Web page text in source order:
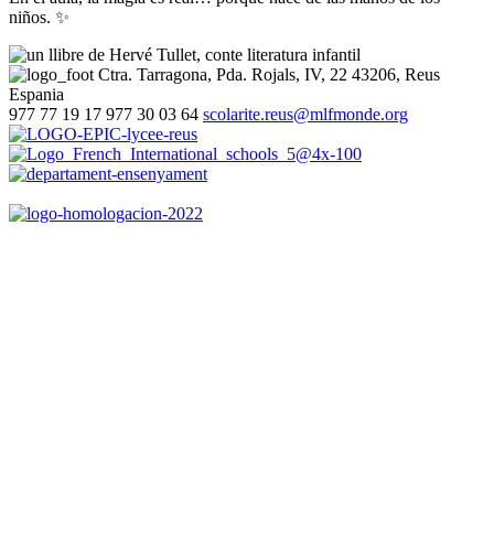
niños. ✨
Ctra. Tarragona, Pda. Rojals, IV, 22 43206, Reus
Espania
977 77 19 17 977 30 03 64 scolarite.reus@mlfmonde.org